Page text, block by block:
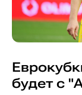
будет с